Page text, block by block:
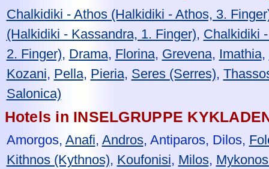
Chalkidiki - Athos (Halkidiki - Athos, 3.
(Halkidiki - Kassandra, 1. Finger), Chalkidiki
2. Finger), Drama, Florina, Grevena, Imathia,
Kozani, Pella, Pieria, Seres (Serres),
Salonica)
Hotels in INSELGRUPPE
Amorgos, Anafi, Andros, Antiparos, Dilos,
Kithnos (Kythnos), Koufonisi, Milos,